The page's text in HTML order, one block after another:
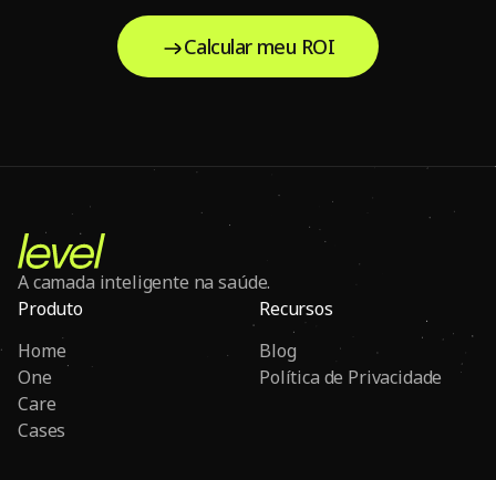
Calcular meu ROI
A camada inteligente na saúde.
Produto
Home
One
Care
Cases
Recursos
Blog
Política de Privacidade